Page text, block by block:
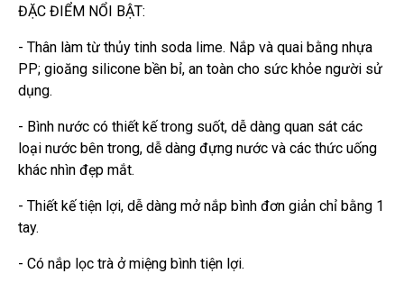
ĐẶC ĐIỂM NỔI BẬT:
- Thân làm từ thủy tinh soda lime. Nắp và quai bằng nhựa
PP; gioăng silicone bền bỉ, an toàn cho sức khỏe người sử
dụng.
- Bình nước có thiết kế trong suốt, dễ dàng quan sát các
loại nước bên trong, dễ dàng đựng nước và các thức uống
khác nhìn đẹp mắt.
- Thiết kế tiện lợi, dễ dàng mở nắp bình đơn giản chỉ bằng 1
tay.
- Có nắp lọc trà ở miệng bình tiện lợi.